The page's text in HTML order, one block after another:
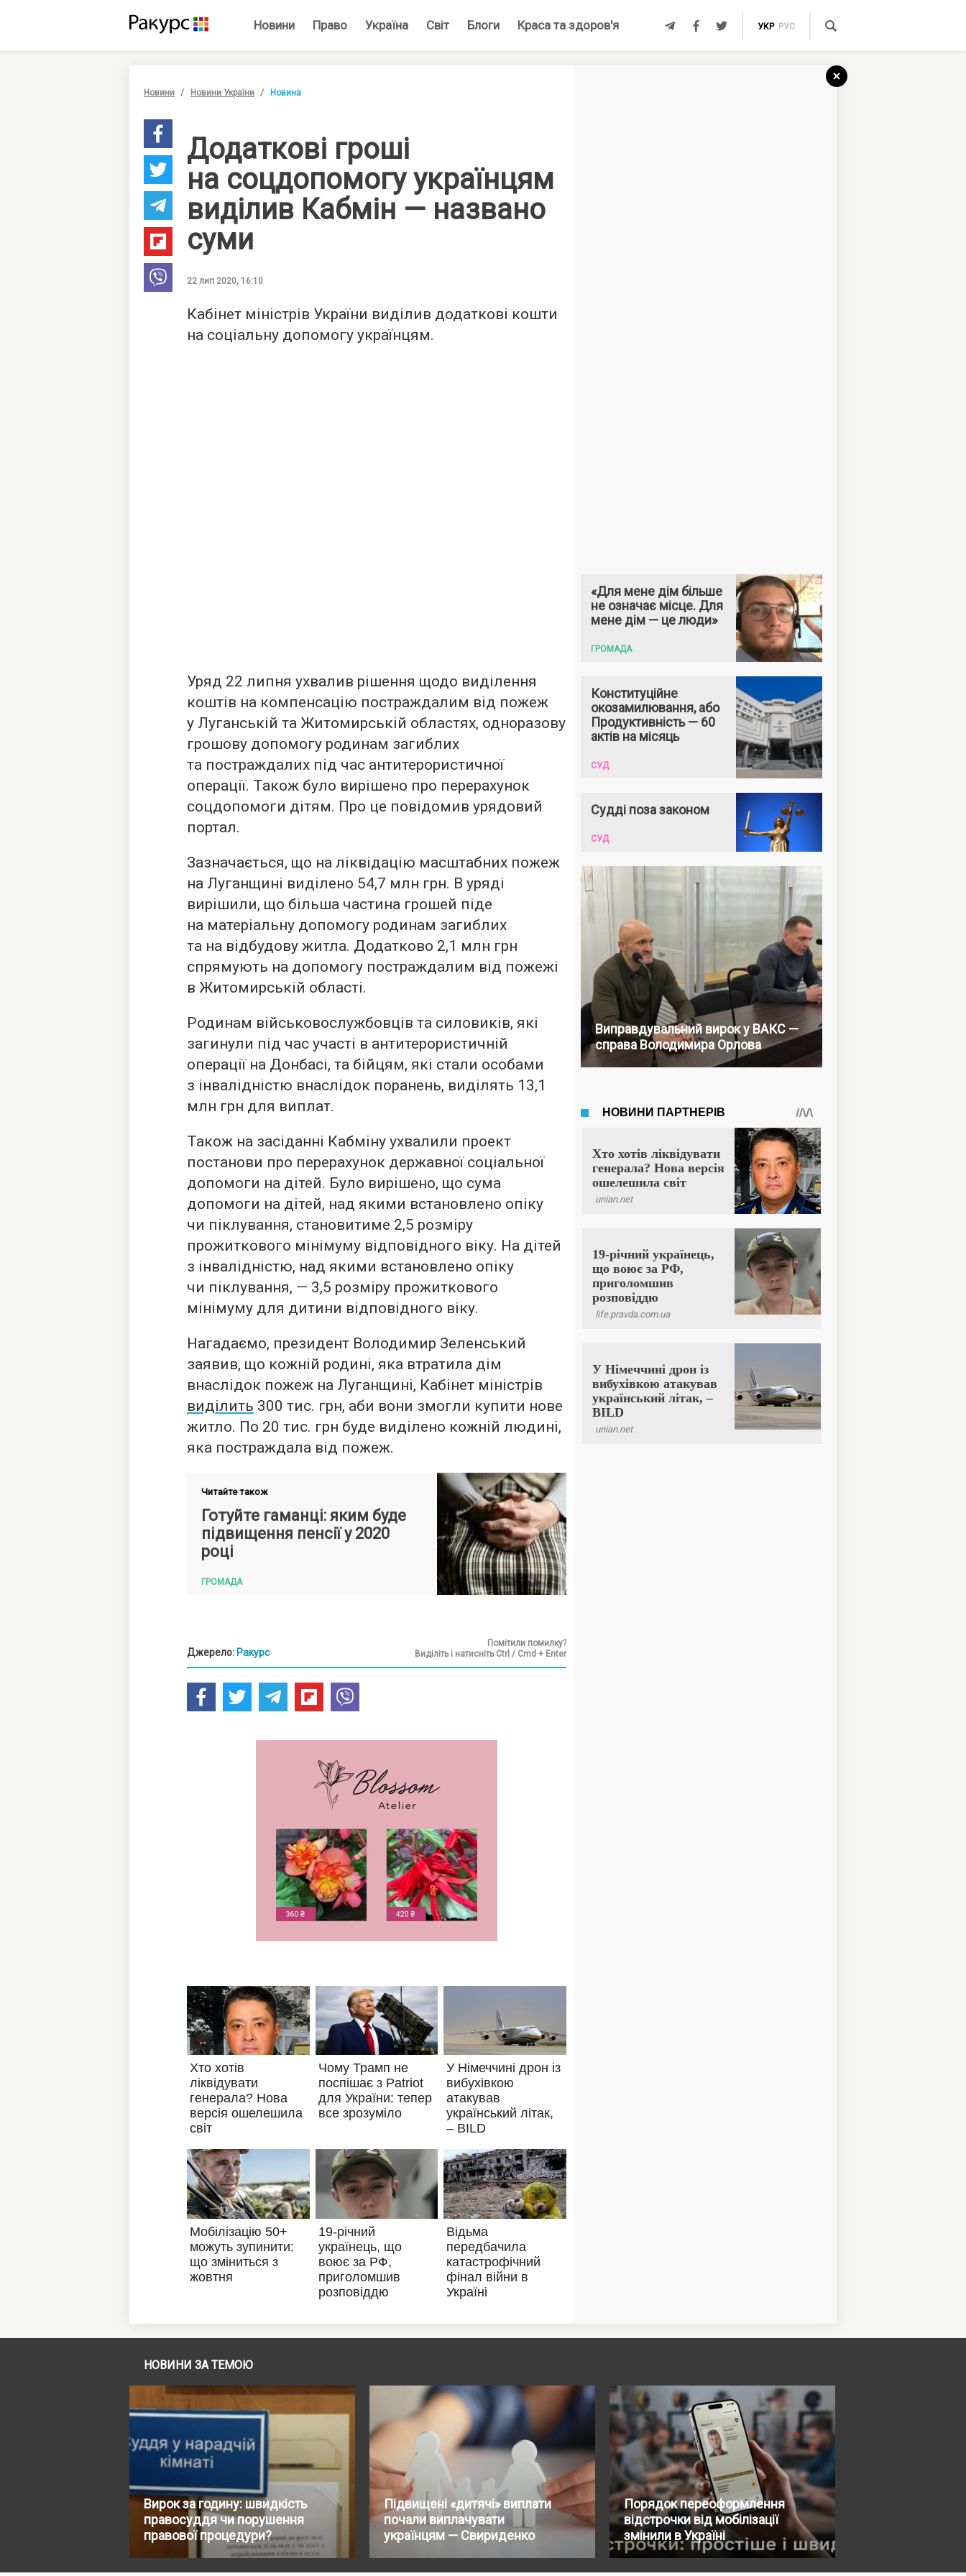
Новини Право Україна Світ Блоги Краса та здоров'я УКР РУС
Новини Новини України Новина
Додаткові гроші
на соцдопомогу українцям
виділив Кабмін — названо
суми
22 лип 2020, 16:10
Кабінет міністрів України виділив додаткові кошти
на соціальну допомогу українцям.
Уряд 22 липня ухвалив рішення щодо виділення
коштів на компенсацію постраждалим від пожеж
у Луганській та Житомирській областях, одноразову
грошову допомогу родинам загиблих
та постраждалих під час антитерористичної
операції. Також було вирішено про перерахунок
соцдопомоги дітям. Про це повідомив урядовий
портал.
Зазначається, що на ліквідацію масштабних пожеж
на Луганщині виділено 54,7 млн грн. В уряді
вирішили, що більша частина грошей піде
на матеріальну допомогу родинам загиблих
та на відбудову житла. Додатково 2,1 млн грн
спрямують на допомогу постраждалим від пожежі
в Житомирській області.
Родинам військовослужбовців та силовиків, які
загинули під час участі в антитерористичній
операції на Донбасі, та бійцям, які стали особами
з інвалідністю внаслідок поранень, виділять 13,1
млн грн для виплат.
Також на засіданні Кабміну ухвалили проект
постанови про перерахунок державної соціальної
допомоги на дітей. Було вирішено, що сума
допомоги на дітей, над якими встановлено опіку
чи піклування, становитиме 2,5 розміру
прожиткового мінімуму відповідного віку. На дітей
з інвалідністю, над якими встановлено опіку
чи піклування, — 3,5 розміру прожиткового
мінімуму для дитини відповідного віку.
Нагадаємо, президент Володимир Зеленський
заявив, що кожній родині, яка втратила дім
внаслідок пожеж на Луганщині, Кабінет міністрів
виділить 300 тис. грн, аби вони змогли купити нове
житло. По 20 тис. грн буде виділено кожній людині,
яка постраждала від пожеж.
Читайте також
Готуйте гаманці: яким буде
підвищення пенсії у 2020
році
ГРОМАДА
Джерело: Ракурс
Помітили помилку?
Виділіть і натисніть Ctrl / Cmd + Enter
«Для мене дім більше
не означає місце. Для
мене дім — це люди»
ГРОМАДА
Конституційне
окозамилювання, або
Продуктивність — 60
актів на місяць
СУД
Судді поза законом
СУД
Виправдувальний вирок у ВАКС —
справа Володимира Орлова
НОВИНИ ЗА ТЕМОЮ
Вирок за годину: швидкість
правосуддя чи порушення
правової процедури?
Підвищені «дитячі» виплати
почали виплачувати
українцям — Свириденко
Порядок переоформлення
відстрочки від мобілізації
змінили в Україні